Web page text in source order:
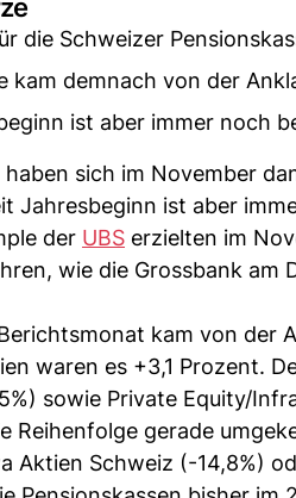
die Schweizer
kam demnach von der
ist aber immer noch
haben sich im November
Jahresbeginn ist aber
der UBS erzielten im
wie die Grossbank
kam von der
waren es +3,1 Prozent.
sowie Private Equity/
Reihenfolge gerade
Aktien Schweiz (-14,8%)